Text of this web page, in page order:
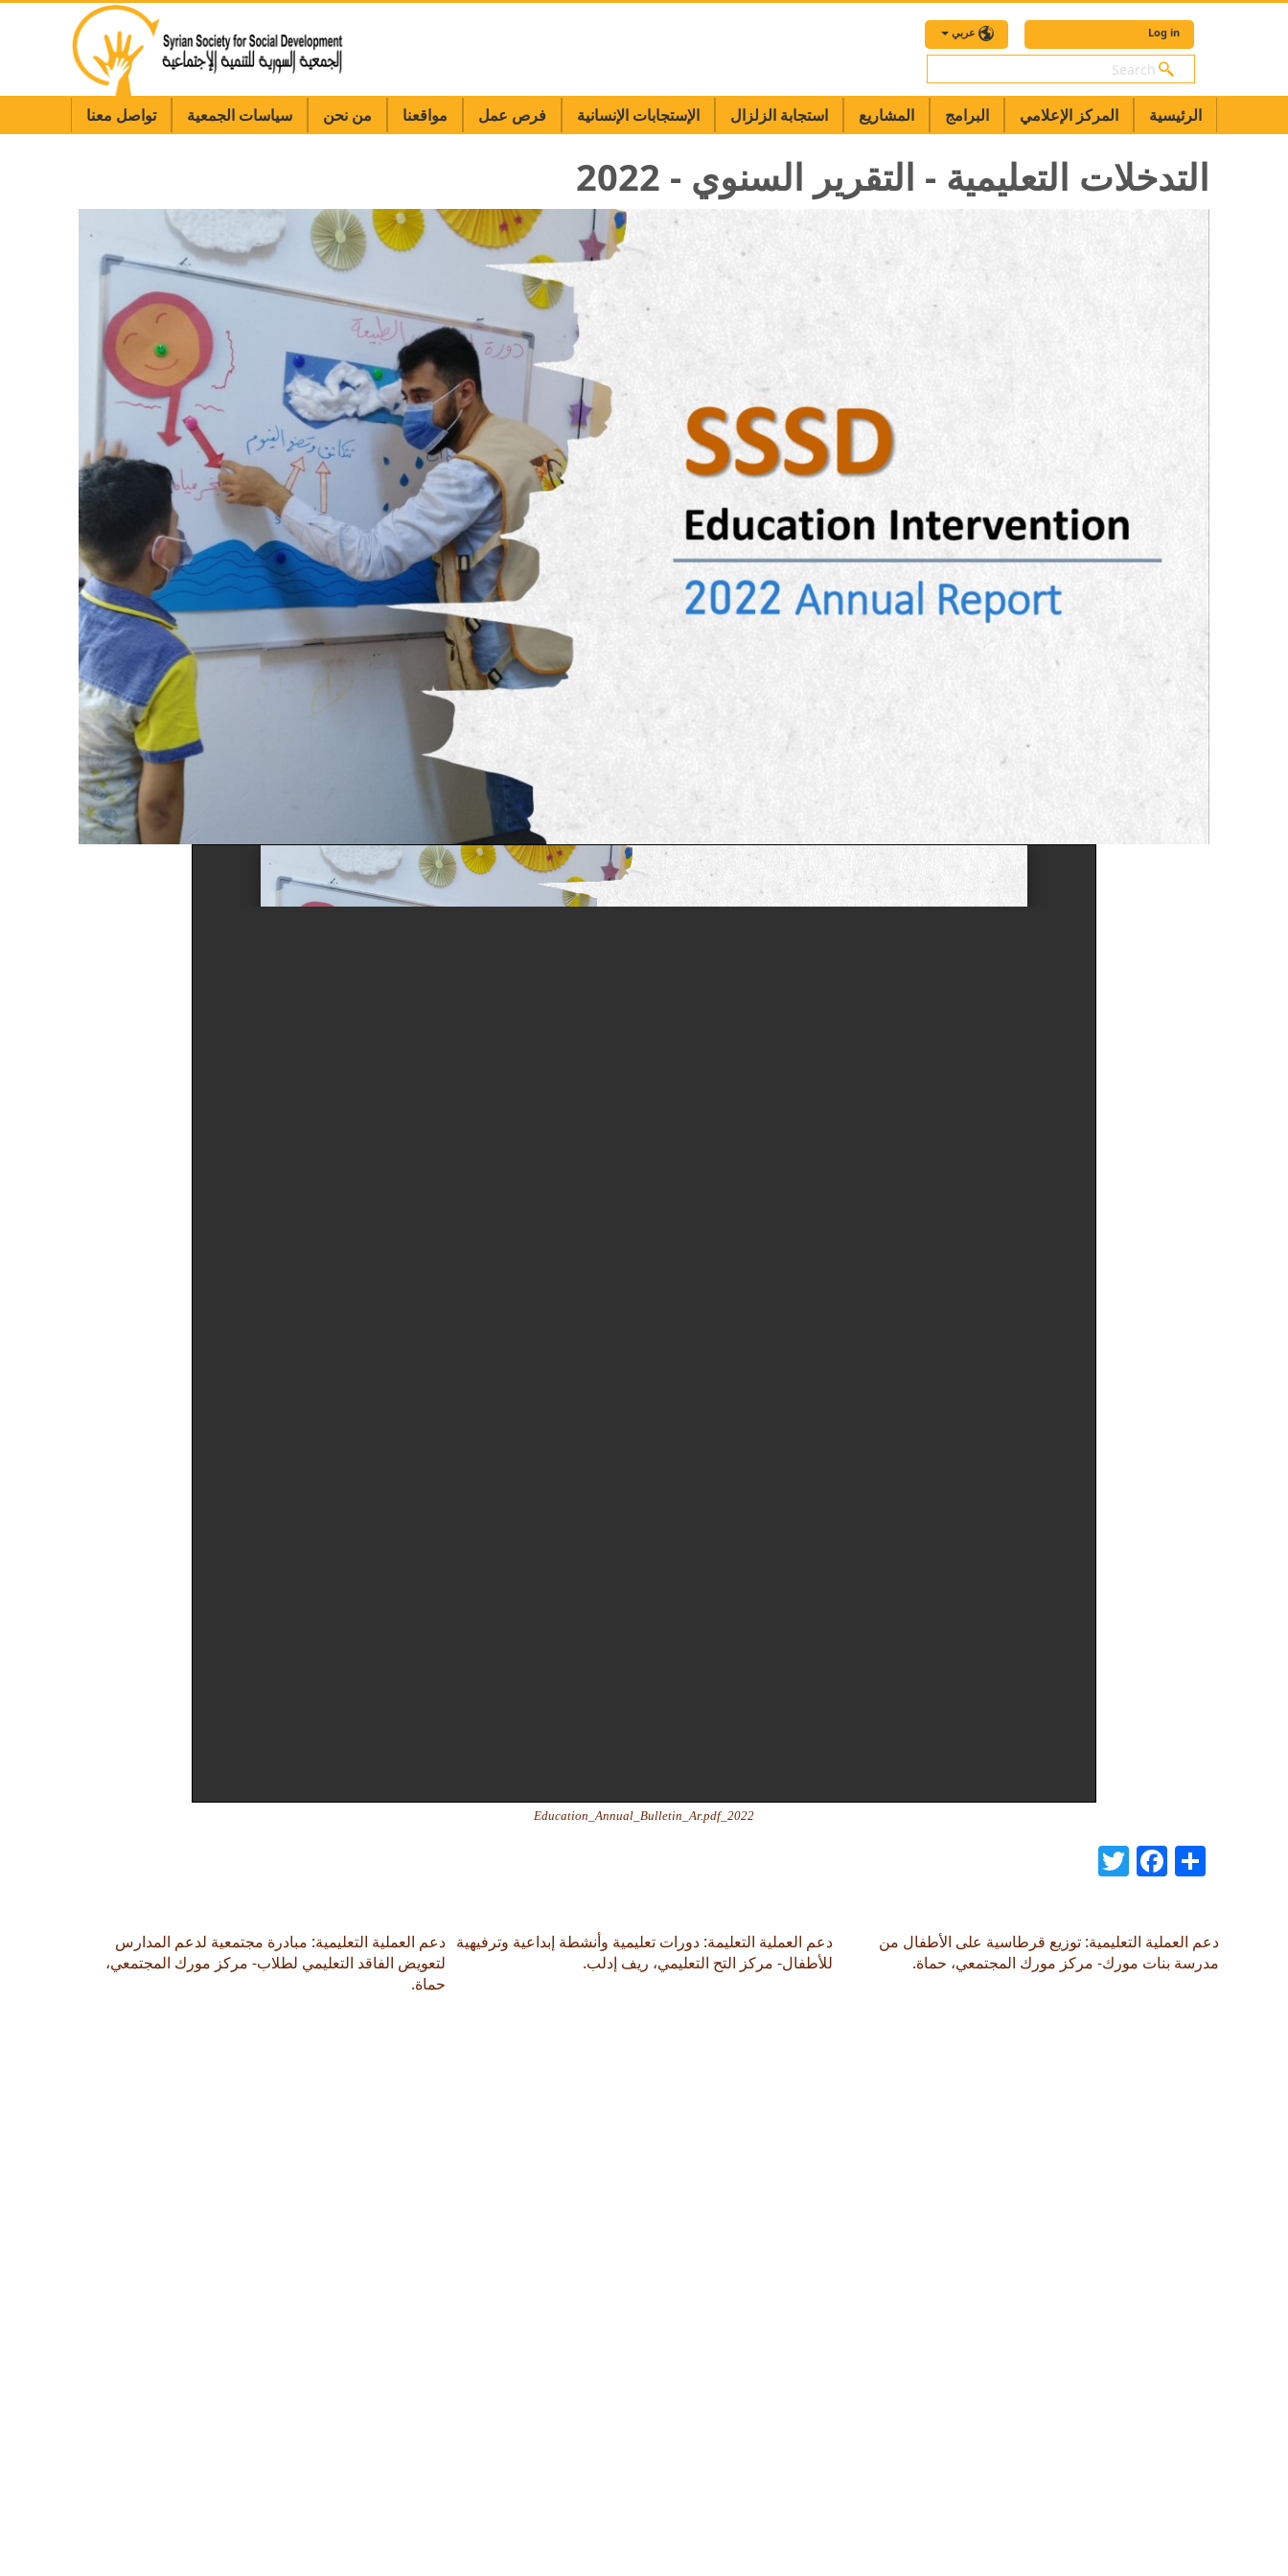
عربي Log in
بحث
الرئيسية المركز الإعلامي البرامج المشاريع استجابة الزلزال الإستجابات الإنسانية فرص عمل مواقعنا من نحن سياسات الجمعية تواصل معنا
التدخلات التعليمية - التقرير السنوي - 2022
2022_Education_Annual_Bulletin_Ar.pdf
Share
Facebook
دعم العملية التعليمية: مبادرة مجتمعية لدعم المدارس
لتعويض الفاقد التعليمي لطلاب- مركز مورك المجتمعي،
حماة.
دعم العملية التعليمة: دورات تعليمية وأنشطة إبداعية وترفيهية
للأطفال- مركز التح التعليمي، ريف إدلب.
دعم العملية التعليمية: توزيع قرطاسية على الأطفال من
مدرسة بنات مورك- مركز مورك المجتمعي، حماة.